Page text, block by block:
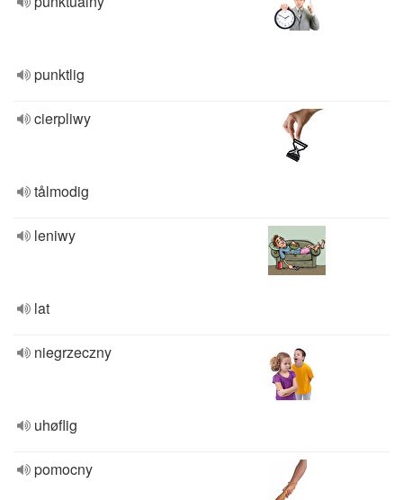
punktlig
cierpliwy
tålmodig
leniwy
lat
niegrzeczny
uhøflig
pomocny